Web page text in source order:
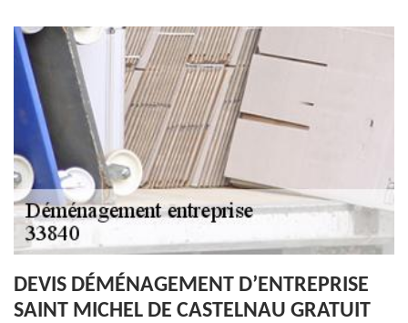
DEVIS DÉMÉNAGEMENT D’ENTREPRISE
SAINT MICHEL DE CASTELNAU GRATUIT